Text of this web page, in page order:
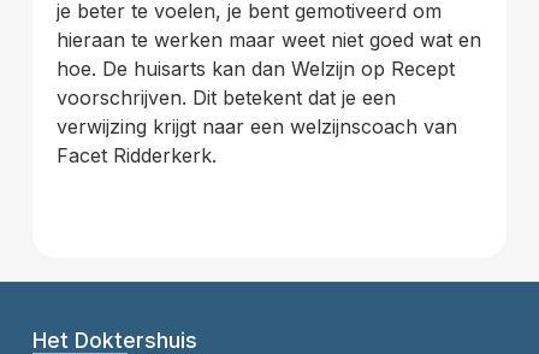
je beter te voelen, je bent gemotiveerd om
hieraan te werken maar weet niet goed wat en
hoe. De huisarts kan dan Welzijn op Recept
voorschrijven. Dit betekent dat je een
verwijzing krijgt naar een welzijnscoach van
Facet Ridderkerk.
Het Doktershuis